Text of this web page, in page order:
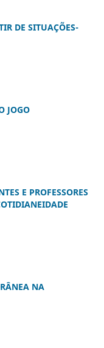
DE SITUAÇÕES-
JOGO
E PROFESSORES
NA